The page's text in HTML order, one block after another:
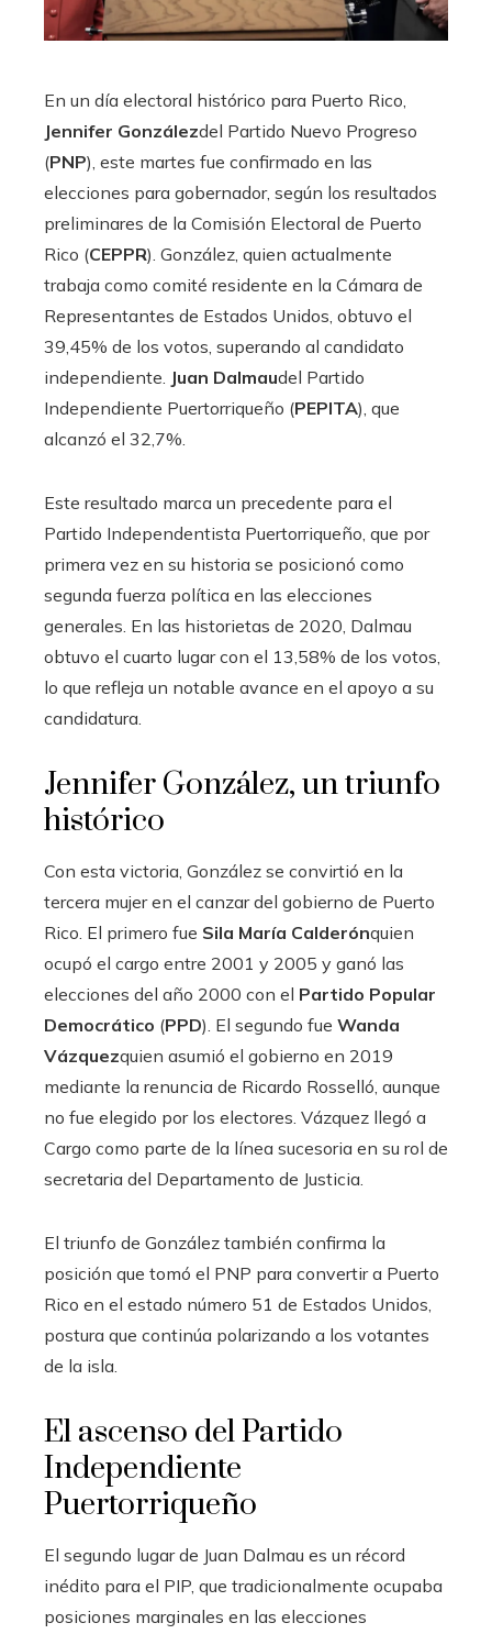
En un día electoral histórico para Puerto Rico,
Jennifer Gonzálezdel Partido Nuevo Progreso
(PNP), este martes fue confirmado en las
elecciones para gobernador, según los resultados
preliminares de la Comisión Electoral de Puerto
Rico (CEPPR). González, quien actualmente
trabaja como comité residente en la Cámara de
Representantes de Estados Unidos, obtuvo el
39,45% de los votos, superando al candidato
independiente. Juan Dalmaudel Partido
Independiente Puertorriqueño (PEPITA), que
alcanzó el 32,7%.
Este resultado marca un precedente para el
Partido Independentista Puertorriqueño, que por
primera vez en su historia se posicionó como
segunda fuerza política en las elecciones
generales. En las historietas de 2020, Dalmau
obtuvo el cuarto lugar con el 13,58% de los votos,
lo que refleja un notable avance en el apoyo a su
candidatura.
Jennifer González, un triunfo
histórico
Con esta victoria, González se convirtió en la
tercera mujer en el canzar del gobierno de Puerto
Rico. El primero fue Sila María Calderónquien
ocupó el cargo entre 2001 y 2005 y ganó las
elecciones del año 2000 con el Partido Popular
Democrático (PPD). El segundo fue Wanda
Vázquezquien asumió el gobierno en 2019
mediante la renuncia de Ricardo Rosselló, aunque
no fue elegido por los electores. Vázquez llegó a
Cargo como parte de la línea sucesoria en su rol de
secretaria del Departamento de Justicia.
El triunfo de González también confirma la
posición que tomó el PNP para convertir a Puerto
Rico en el estado número 51 de Estados Unidos,
postura que continúa polarizando a los votantes
de la isla.
El ascenso del Partido
Independiente
Puertorriqueño
El segundo lugar de Juan Dalmau es un récord
inédito para el PIP, que tradicionalmente ocupaba
posiciones marginales en las elecciones